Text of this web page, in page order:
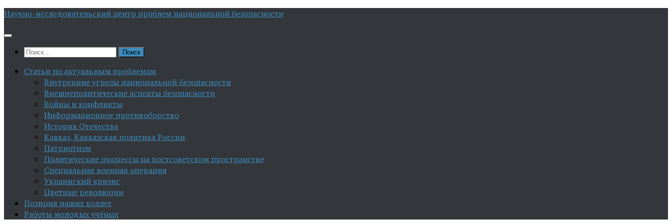
Перейти
содержимому
Научно-исследовательский центр проблем национальной безопасности
Найти:
Статьи по актуальным проблемам
Внутренние угрозы национальной безопасности
Внешнеполитические аспекты безопасности
Войны и конфликты
Информационное противоборство
История Отечества
Кавказ, Кавказская политика России
Патриотизм
Политические процессы на постсоветском пространстве
Специальная военная операция
Украинский кризис
Цветные революции
Позиция наших коллег
Работы молодых учёных